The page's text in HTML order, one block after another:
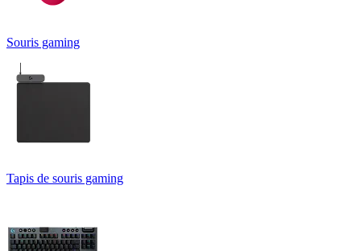
Souris gaming
Tapis de souris gaming